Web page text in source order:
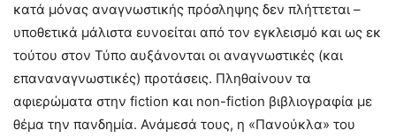
κατά μόνας αναγνωστικής πρόσληψης δεν πλήττεται –
υποθετικά μάλιστα ευνοείται από τον εγκλεισμό και ως εκ
τούτου στον Τύπο αυξάνονται οι αναγνωστικές (και
επαναναγνωστικές) προτάσεις. Πληθαίνουν τα
αφιερώματα στην fiction και non-fiction βιβλιογραφία με
θέμα την πανδημία. Ανάμεσά τους, η «Πανούκλα» του